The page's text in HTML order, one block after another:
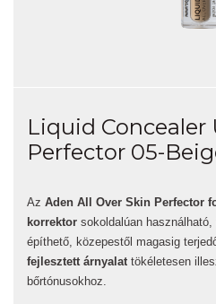
Liquid Concealer
Perfector 05-
Az Aden All Over Skin Perfector
korrektor sokoldalúan
építhető, közepestől magasig
fejlesztett árnyalat tökéletesen
bőrtónusokhoz.